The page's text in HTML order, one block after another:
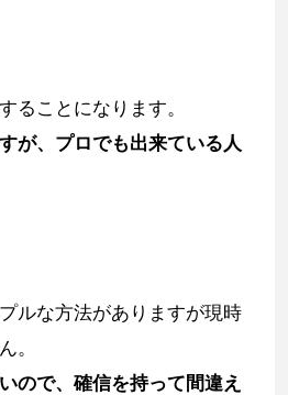
ることになります。
が、プロでも出来ている人
ルな方法がありますが現時
。
ので、確信を持って間違え